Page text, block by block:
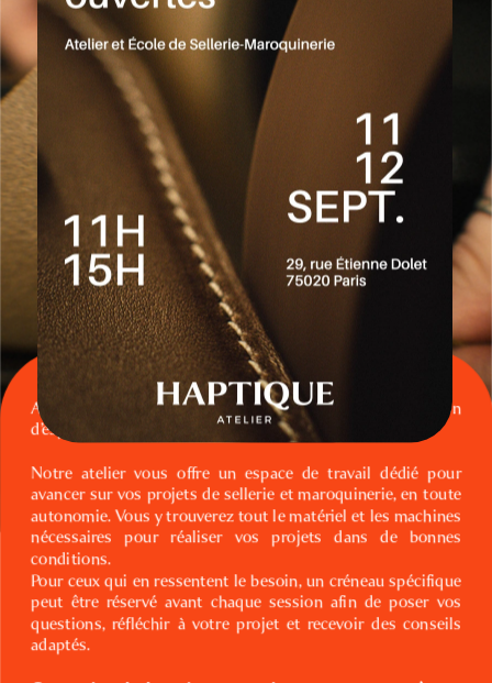
Atelier Haptique propose un nouveau service de location
d’espace de travail dédié à la maroquinerie-sellerie.
Notre atelier vous offre un espace de travail dédié pour
avancer sur vos projets de sellerie et maroquinerie, en toute
autonomie. Vous y trouverez tout le matériel et les machines
nécessaires pour réaliser vos projets dans de bonnes
conditions.
Pour ceux qui en ressentent le besoin, un créneau spécifique
peut être réservé avant chaque session afin de poser vos
questions, réfléchir à votre projet et recevoir des conseils
adaptés.